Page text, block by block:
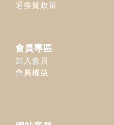
退換貨政策
會員專區
加入會員
會員權益